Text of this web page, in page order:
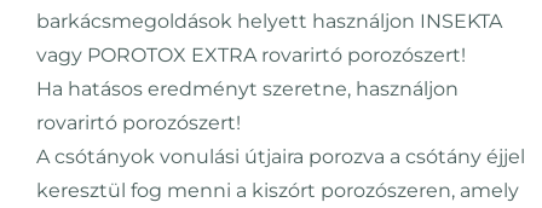
barkácsmegoldások helyett használjon INSEKTA
vagy POROTOX EXTRA rovarirtó porozószert!
Ha hatásos eredményt szeretne, használjon
rovarirtó porozószert!
A csótányok vonulási útjaira porozva a csótány éjjel
keresztül fog menni a kiszórt porozószeren, amely